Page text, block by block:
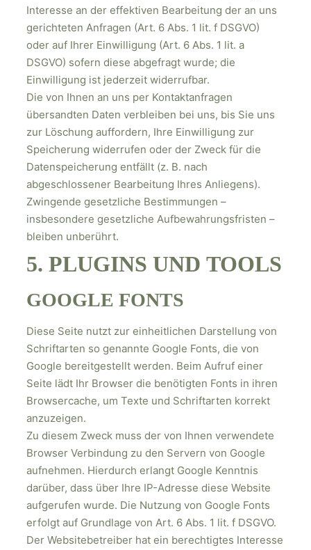
Interesse an der effektiven Bearbeitung der an uns
gerichteten Anfragen (Art. 6 Abs. 1 lit. f DSGVO)
oder auf Ihrer Einwilligung (Art. 6 Abs. 1 lit. a
DSGVO) sofern diese abgefragt wurde; die
Einwilligung ist jederzeit widerrufbar.
Die von Ihnen an uns per Kontaktanfragen
übersandten Daten verbleiben bei uns, bis Sie uns
zur Löschung auffordern, Ihre Einwilligung zur
Speicherung widerrufen oder der Zweck für die
Datenspeicherung entfällt (z. B. nach
abgeschlossener Bearbeitung Ihres Anliegens).
Zwingende gesetzliche Bestimmungen –
insbesondere gesetzliche Aufbewahrungsfristen –
bleiben unberührt.
5. PLUGINS UND TOOLS
GOOGLE FONTS
Diese Seite nutzt zur einheitlichen Darstellung von
Schriftarten so genannte Google Fonts, die von
Google bereitgestellt werden. Beim Aufruf einer
Seite lädt Ihr Browser die benötigten Fonts in ihren
Browsercache, um Texte und Schriftarten korrekt
anzuzeigen.
Zu diesem Zweck muss der von Ihnen verwendete
Browser Verbindung zu den Servern von Google
aufnehmen. Hierdurch erlangt Google Kenntnis
darüber, dass über Ihre IP-Adresse diese Website
aufgerufen wurde. Die Nutzung von Google Fonts
erfolgt auf Grundlage von Art. 6 Abs. 1 lit. f DSGVO.
Der Websitebetreiber hat ein berechtigtes Interesse